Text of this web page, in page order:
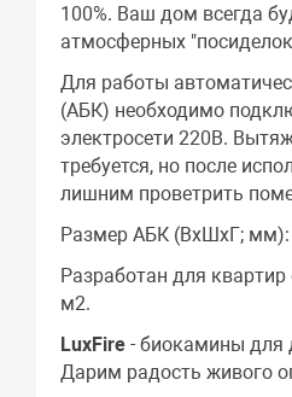
100%. Ваш дом всегда
атмосферных
Для работы
(АБК) необходимо
электросети 220В.
требуется, но после
лишним проветрить
Размер АБК (ВхШхГ; мм):
Разработан для
м2.
LuxFire - биокамины для
Дарим радость живого